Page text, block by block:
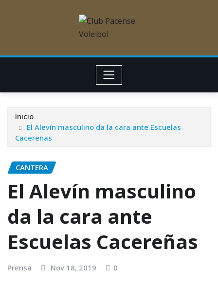
Inicio
El Alevín masculino da la cara ante Escuelas
Cacereñas
CANTERA
El Alevín masculino
da la cara ante
Escuelas Cacereñas
Prensa Nov 18, 2019 0